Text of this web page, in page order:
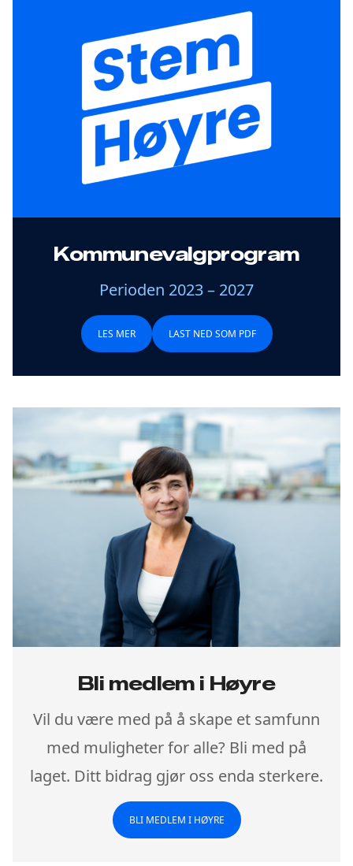
Kommunevalgprogram
Perioden 2023 – 2027
LES MER LAST NED SOM PDF
Bli medlem i Høyre
Vil du være med på å skape et samfunn
med muligheter for alle? Bli med på
laget. Ditt bidrag gjør oss enda sterkere.
BLI MEDLEM I HØYRE